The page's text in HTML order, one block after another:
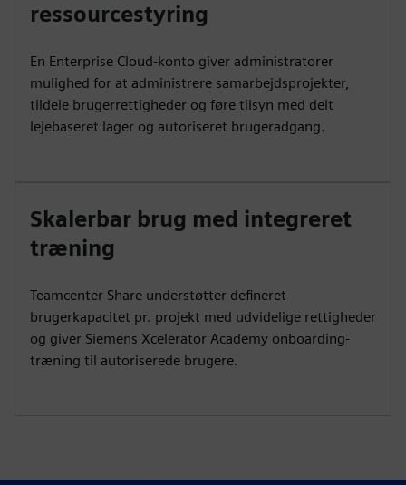
ressourcestyring
En Enterprise Cloud-konto giver administratorer
mulighed for at administrere samarbejdsprojekter,
tildele brugerrettigheder og føre tilsyn med delt
lejebaseret lager og autoriseret brugeradgang.
Skalerbar brug med integreret
træning
Teamcenter Share understøtter defineret
brugerkapacitet pr. projekt med udvidelige rettigheder
og giver Siemens Xcelerator Academy onboarding-
træning til autoriserede brugere.